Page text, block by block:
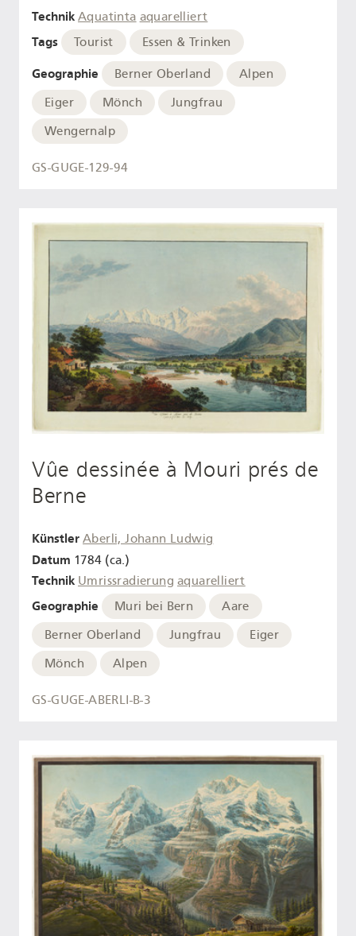
Technik Aquatinta aquarelliert
Tags Tourist Essen & Trinken
Geographie Berner Oberland
Alpen
Eiger
Mönch
Jungfrau
Wengernalp
GS-GUGE-129-94
Vûe dessinée à Mouri prés de
Berne
Künstler Aberli, Johann Ludwig
Datum 1784 (ca.)
Technik Umrissradierung aquarelliert
Geographie Muri bei Bern
Aare
Berner Oberland
Jungfrau
Eiger
Mönch
Alpen
GS-GUGE-ABERLI-B-3